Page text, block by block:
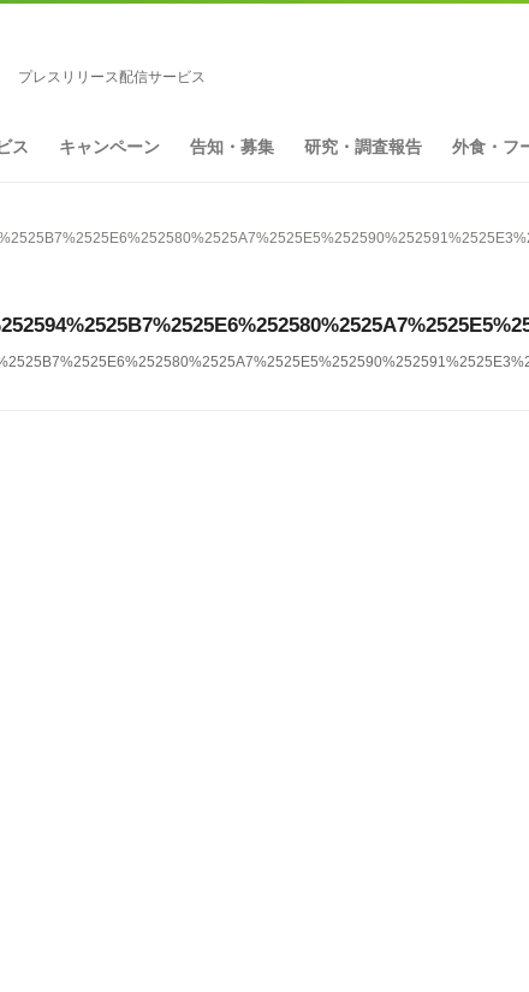
プレスリリース配信サービス
ス キャンペーン 告知・募集 研究・調査報告 外食・フ